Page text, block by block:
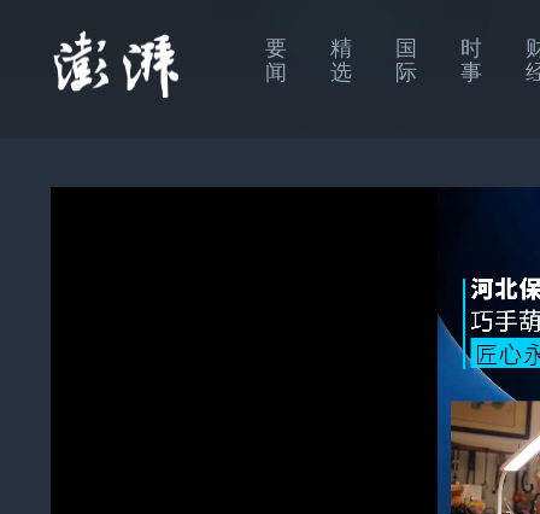
要
闻
精
选
国
际
时
事